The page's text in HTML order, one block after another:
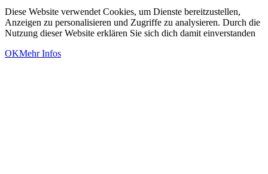
Diese Website verwendet Cookies, um Dienste bereitzustellen,
Anzeigen zu personalisieren und Zugriffe zu analysieren. Durch die
Nutzung dieser Website erklären Sie sich dich damit einverstanden
OKMehr Infos